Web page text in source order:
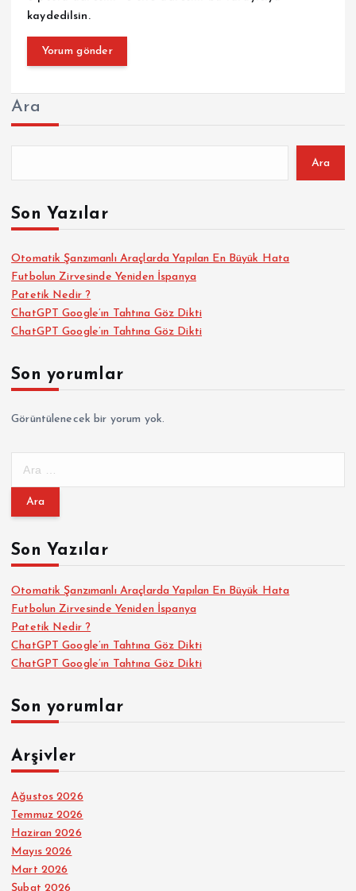
kaydedilsin.
Ara
Ara
Son Yazılar
Otomatik Şanzımanlı Araçlarda Yapılan En Büyük Hata
Futbolun Zirvesinde Yeniden İspanya
Patetik Nedir ?
ChatGPT Google’ın Tahtına Göz Dikti
ChatGPT Google’ın Tahtına Göz Dikti
Son yorumlar
Görüntülenecek bir yorum yok.
m
:Son Yazılar
Otomatik Şanzımanlı Araçlarda Yapılan En Büyük Hata
Futbolun Zirvesinde Yeniden İspanya
Patetik Nedir ?
ChatGPT Google’ın Tahtına Göz Dikti
ChatGPT Google’ın Tahtına Göz Dikti
Son yorumlar
Arşivler
Ağustos 2026
Temmuz 2026
Haziran 2026
Mayıs 2026
Mart 2026
Şubat 2026